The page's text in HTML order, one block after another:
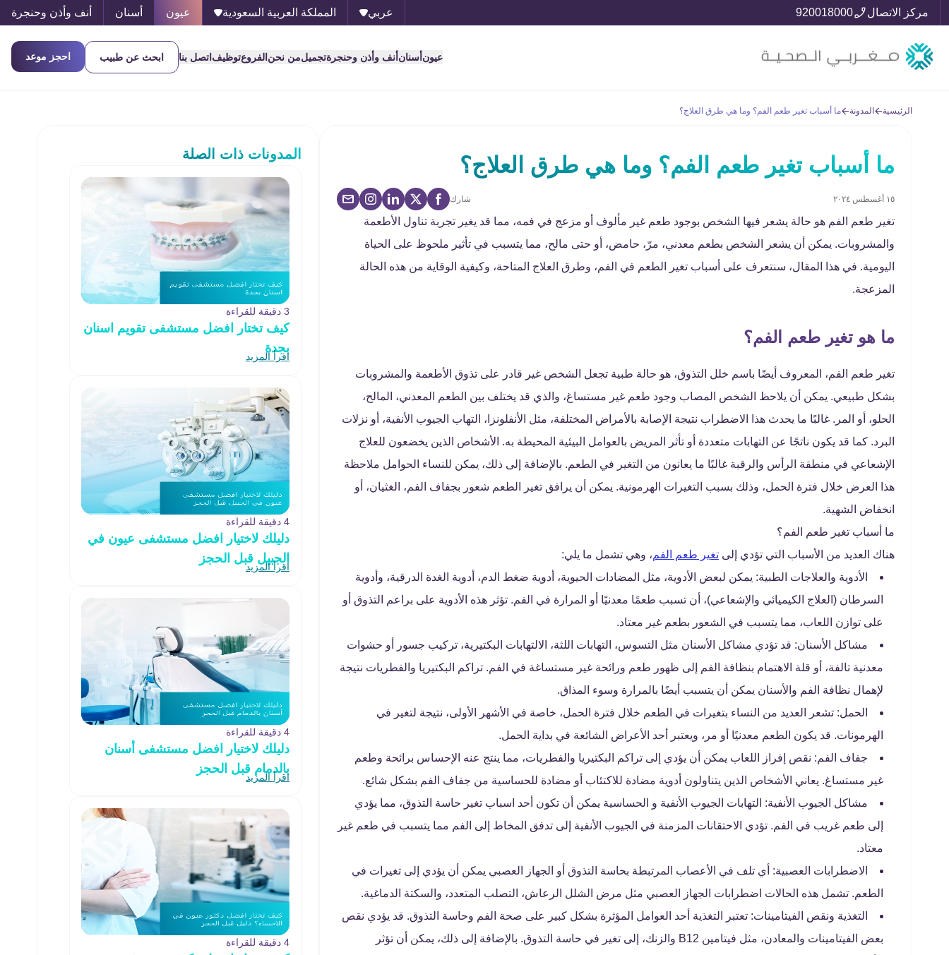
مركز الاتصال 920018000 عربي المملكة العربية السعودية عيون أسنان أنف وأذن وحنجرة
عيون أسنان أنف وأذن وحنجرةتجميلمن نحن الفروعتوظيف اتصل بنا ابحث عن طبيب احجز موعد
الرئيسية المدونة ما أسباب تغير طعم الفم؟ وما هي طرق العلاج؟
ما أسباب تغير طعم الفم؟ وما هي طرق العلاج؟
١٥ أغسطس ٢٠٢٤ شارك
تغير طعم الفم هو حالة يشعر فيها الشخص بوجود طعم غير مألوف أو مزعج في فمه، مما قد يغير تجربة تناول الأطعمة
والمشروبات. يمكن أن يشعر الشخص بطعم معدني، مرّ، حامض، أو حتى مالح، مما يتسبب في تأثير ملحوظ على الحياة
اليومية. في هذا المقال، سنتعرف على أسباب تغير الطعم في الفم، وطرق العلاج المتاحة، وكيفية الوقاية من هذه الحالة
المزعجة.
ما هو تغير طعم الفم؟
تغير طعم الفم، المعروف أيضًا باسم خلل التذوق، هو حالة طبية تجعل الشخص غير قادر على تذوق الأطعمة والمشروبات
بشكل طبيعي. يمكن أن يلاحظ الشخص المصاب وجود طعم غير مستساغ، والذي قد يختلف بين الطعم المعدني، المالح،
الحلو، أو المر. غالبًا ما يحدث هذا الاضطراب نتيجة الإصابة بالأمراض المختلفة، مثل الأنفلونزا، التهاب الجيوب الأنفية، أو نزلات
البرد. كما قد يكون ناتجًا عن التهابات متعددة أو تأثر المريض بالعوامل البيئية المحيطة به. الأشخاص الذين يخضعون للعلاج
الإشعاعي في منطقة الرأس والرقبة غالبًا ما يعانون من التغير في الطعم. بالإضافة إلى ذلك، يمكن للنساء الحوامل ملاحظة
هذا العرض خلال فترة الحمل، وذلك بسبب التغيرات الهرمونية. يمكن أن يرافق تغير الطعم شعور بجفاف الفم، الغثيان، أو
انخفاض الشهية.
ما أسباب تغير طعم الفم؟
هناك العديد من الأسباب التي تؤدي إلى تغير طعم الفم، وهي تشمل ما يلي:
الأدوية والعلاجات الطبية: يمكن لبعض الأدوية، مثل المضادات الحيوية، أدوية ضغط الدم، أدوية الغدة الدرقية، وأدوية
السرطان (العلاج الكيميائي والإشعاعي)، أن تسبب طعمًا معدنيًا أو المرارة في الفم. تؤثر هذه الأدوية على براعم التذوق أو
على توازن اللعاب، مما يتسبب في الشعور بطعم غير معتاد.
مشاكل الأسنان: قد تؤدي مشاكل الأسنان مثل التسوس، التهابات اللثة، الالتهابات البكتيرية، تركيب جسور أو حشوات
معدنية تالفة، أو قلة الاهتمام بنظافة الفم إلى ظهور طعم ورائحة غير مستساغة في الفم. تراكم البكتيريا والفطريات نتيجة
لإهمال نظافة الفم والأسنان يمكن أن يتسبب أيضًا بالمرارة وسوء المذاق.
الحمل: تشعر العديد من النساء بتغيرات في الطعم خلال فترة الحمل، خاصة في الأشهر الأولى، نتيجة لتغير في
الهرمونات. قد يكون الطعم معدنيًا أو مر، ويعتبر أحد الأعراض الشائعة في بداية الحمل.
جفاف الفم: نقص إفراز اللعاب يمكن أن يؤدي إلى تراكم البكتيريا والفطريات، مما ينتج عنه الإحساس برائحة وطعم
غير مستساغ. يعاني الأشخاص الذين يتناولون أدوية مضادة للاكتئاب أو مضادة للحساسية من جفاف الفم بشكل شائع.
مشاكل الجيوب الأنفية: التهابات الجيوب الأنفية و الحساسية يمكن أن تكون أحد اسباب تغير حاسة التذوق، مما يؤدي
إلى طعم غريب في الفم. تؤدي الاحتقانات المزمنة في الجيوب الأنفية إلى تدفق المخاط إلى الفم مما يتسبب في طعم غير
معتاد.
الاضطرابات العصبية: أي تلف في الأعصاب المرتبطة بحاسة التذوق أو الجهاز العصبي يمكن أن يؤدي إلى تغيرات في
الطعم. تشمل هذه الحالات اضطرابات الجهاز العصبي مثل مرض الشلل الرعاش، التصلب المتعدد، والسكتة الدماغية.
التغذية ونقص الفيتامينات: تعتبر التغذية أحد العوامل المؤثرة بشكل كبير على صحة الفم وحاسة التذوق. قد يؤدي نقص
بعض الفيتامينات والمعادن، مثل فيتامين B12 والزنك، إلى تغير في حاسة التذوق. بالإضافة إلى ذلك، يمكن أن تؤثر
المدونات ذات الصلة
3 دقيقة للقراءة
كيف تختار افضل مستشفى تقويم اسنان
بجدة
اقرأ المزيد
4 دقيقة للقراءة
دليلك لاختيار افضل مستشفى عيون في
الجبيل قبل الحجز
اقرأ المزيد
4 دقيقة للقراءة
دليلك لاختيار افضل مستشفى أسنان
بالدمام قبل الحجز
اقرأ المزيد
4 دقيقة للقراءة